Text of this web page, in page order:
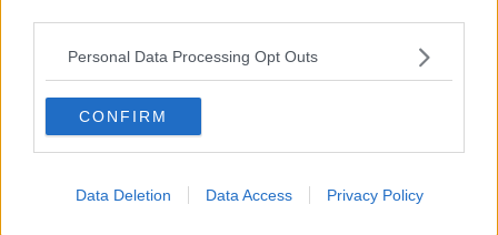
Personal Data Processing Opt Outs
CONFIRM
Data Deletion Data Access Privacy Policy
​Parole d’amore regalate al vento
​Essere genitori di un adolescente
​Saper pazientare
​Giornata del Fiocchetto Lilla
​Venerdì emozionalmente sostenibile
Ma ti ascolti?
Non dare niente per scontato
Che cos’è la dipendenza affettiva?